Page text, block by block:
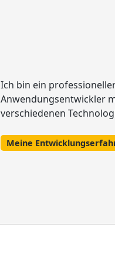
Ich bin ein
Anwendungsentwickler
verschiedenen
Meine